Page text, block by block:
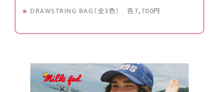
DRAWSTRING BAG（全3色） 各7,700円